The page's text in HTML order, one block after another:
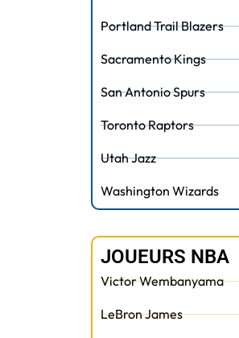
Portland Trail Blazers
Sacramento Kings
San Antonio Spurs
Toronto Raptors
Utah Jazz
Washington Wizards
JOUEURS NBA
Victor Wembanyama
LeBron James